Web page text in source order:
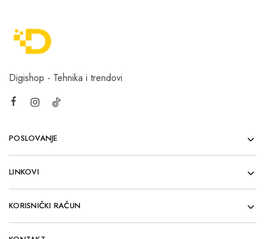
Digishop - Tehnika i trendovi
POSLOVANJE
LINKOVI
KORISNIČKI RAČUN